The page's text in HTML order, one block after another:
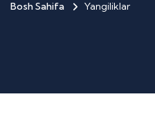
Bosh Sahifa Yangiliklar